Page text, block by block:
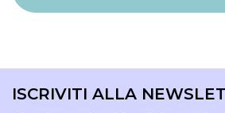
ISCRIVITI ALLA